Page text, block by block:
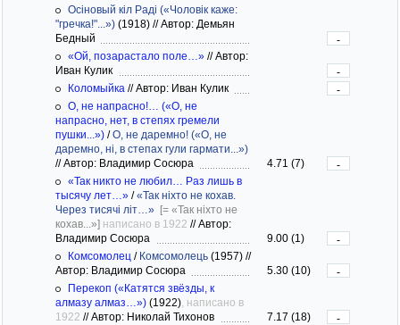
Осiновый кiл Радi («Чоловiк каже:
"гречка!"...») (1918) //Автор: Демьян
Бедный
-
«Ой, позарастало поле…» //Автор:
Иван Кулик
-
Коломыйка //Автор: Иван Кулик
-
О, не напрасно!… («О, не
напрасно, нет, в степях гремели
пушки...») /О, не даремно! («О, не
даремно, ні, в степах гули гармати...»)
//Автор: Владимир Сосюра 4.71 (7)
-
«Так никто не любил… Раз лишь в
тысячу лет…» /«Так ніхто не кохав.
Через тисячі літ…» [= «Так ніхто не
кохав...»] написано в 1922 //Автор:
Владимир Сосюра
9.00 (1)
-
Комсомолец / Комсомолець (1957) //
Автор: Владимир Сосюра
5.30 (10)
-
Перекоп («Катятся звёзды, к
алмазу алмаз…») (1922) , написано в
1922 //Автор: Николай Тихонов 7.17 (18)
-